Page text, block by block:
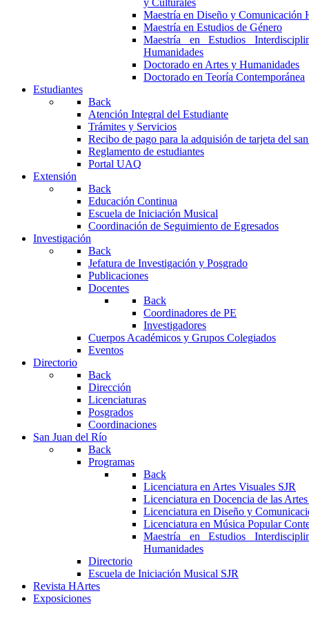
y Culturales
Maestría en Diseño y Comunicación
Maestría en Estudios de Género
Maestría en Estudios
Humanidades
Doctorado en Artes y Humanidades
Doctorado en Teoría Contemporánea
Estudiantes
Back
Atención Integral del Estudiante
Trámites y Servicios
Recibo de pago para la adquisión de tarjeta del
Reglamento de estudiantes
Portal UAQ
Extensión
Back
Educación Continua
Escuela de Iniciación Musical
Coordinación de Seguimiento de Egresados
Investigación
Back
Jefatura de Investigación y Posgrado
Publicaciones
Docentes
Back
Coordinadores de PE
Investigadores
Cuerpos Académicos y Grupos Colegiados
Eventos
Directorio
Back
Dirección
Licenciaturas
Posgrados
Coordinaciones
San Juan del Río
Back
Programas
Back
Licenciatura en Artes Visuales SJR
Licenciatura en Docencia de las
Licenciatura en Diseño y
Licenciatura en Música Popular
Maestría en Estudios
Humanidades
Directorio
Escuela de Iniciación Musical SJR
Revista HArtes
Exposiciones